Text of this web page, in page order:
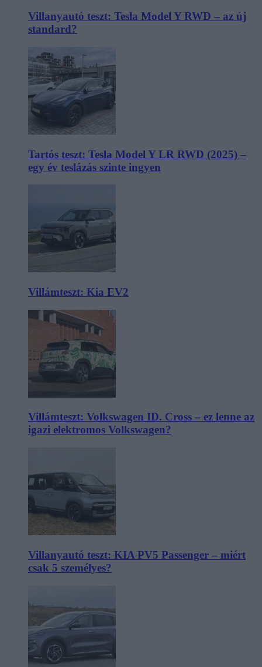
Villanyautó teszt: Tesla Model Y RWD – az új
standard?
Tartós teszt: Tesla Model Y LR RWD (2025) –
egy év teslázás szinte ingyen
Villámteszt: Kia EV2
Villámteszt: Volkswagen ID. Cross – ez lenne az
igazi elektromos Volkswagen?
Villanyautó teszt: KIA PV5 Passenger – miért
csak 5 személyes?